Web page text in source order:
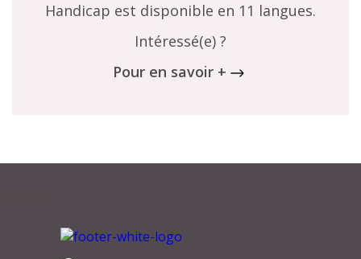
Handicap est disponible en 11 langues.
Intéressé(e) ?
Pour en savoir +